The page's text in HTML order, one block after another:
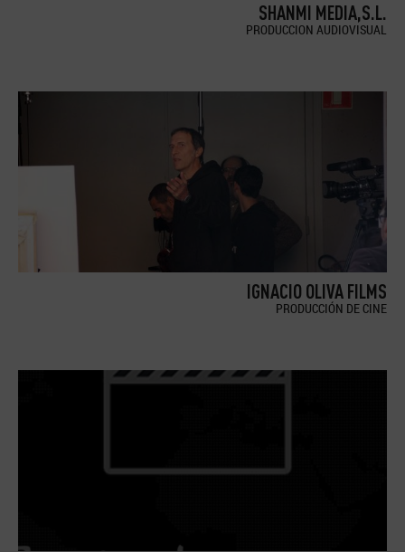
SHANMI MEDIA,S.L.
PRODUCCION AUDIOVISUAL
IGNACIO OLIVA FILMS
PRODUCCIÓN DE CINE